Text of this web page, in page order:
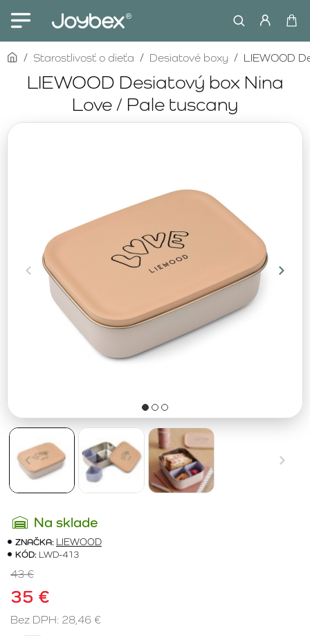
LIEWOOD Desiatový box Nina
Love / Pale tuscany
homeStarostlivosť o dieťa Desiatové boxy LIEWOOD
Na sklade
ZNAČKA: LIEWOOD
KÓD: LWD-413
35 €
43 €
Bez DPH: 28,46 €